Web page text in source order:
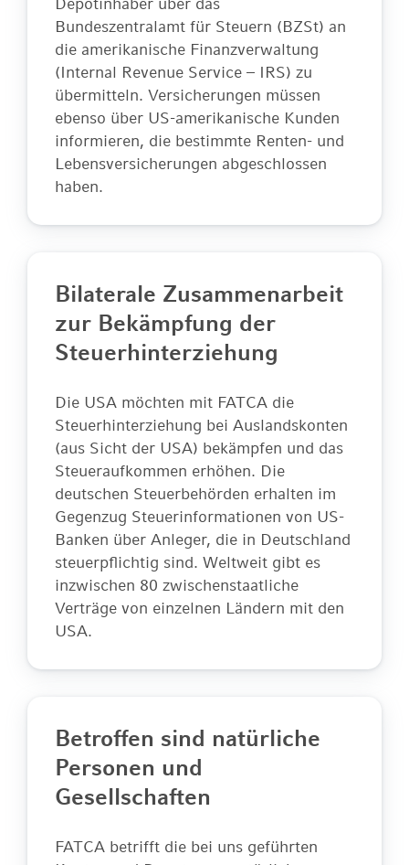
Bundeszentralamt für Steuern (BZSt) an
die amerikanische Finanzverwaltung
(Internal Revenue Service – IRS) zu
übermitteln. Versicherungen müssen
ebenso über US-amerikanische Kunden
informieren, die bestimmte Renten- und
Lebensversicherungen abgeschlossen
haben.
Bilaterale Zusammenarbeit
zur Bekämpfung der
Steuerhinterziehung
Die USA möchten mit FATCA die
Steuerhinterziehung bei Auslandskonten
(aus Sicht der USA) bekämpfen und das
Steueraufkommen erhöhen. Die
deutschen Steuerbehörden erhalten im
Gegenzug Steuerinformationen von US-
Banken über Anleger, die in Deutschland
steuerpflichtig sind. Weltweit gibt es
inzwischen 80 zwischenstaatliche
Verträge von einzelnen Ländern mit den
USA.
Betroffen sind natürliche
Personen und
Gesellschaften
FATCA betrifft die bei uns geführten